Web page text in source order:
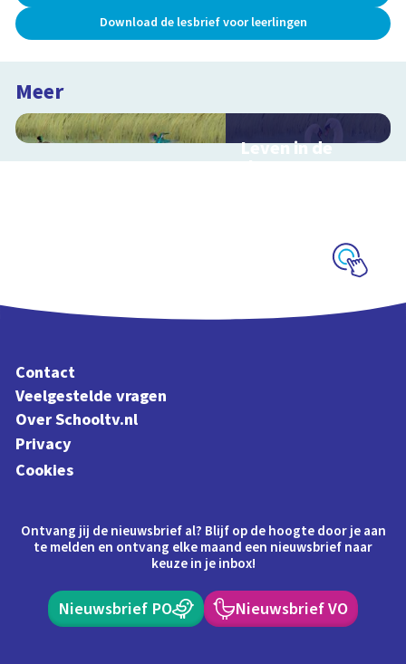
Download de lesbrief voor leerlingen
Meer
Leven in de
sloot
Contact
Veelgestelde vragen
Over Schooltv.nl
Privacy
Cookies
Ontvang jij de nieuwsbrief al? Blijf op de hoogte door je aan
te melden en ontvang elke maand een nieuwsbrief naar
keuze in je inbox!
Nieuwsbrief PO Nieuwsbrief VO